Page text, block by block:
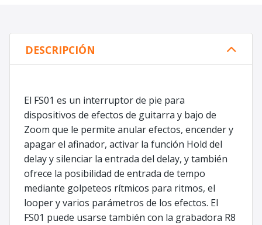
DESCRIPCIÓN
El FS01 es un interruptor de pie para
dispositivos de efectos de guitarra y bajo de
Zoom que le permite anular efectos, encender y
apagar el afinador, activar la función Hold del
delay y silenciar la entrada del delay, y también
ofrece la posibilidad de entrada de tempo
mediante golpeteos rítmicos para ritmos, el
looper y varios parámetros de los efectos. El
FS01 puede usarse también con la grabadora R8